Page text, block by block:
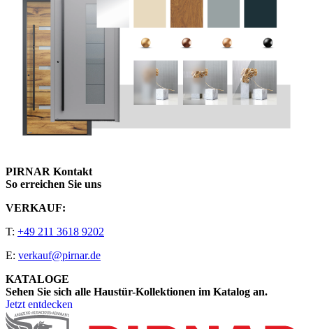
PIRNAR Kontakt
So erreichen Sie uns
VERKAUF:
T: +49 211 3618 9202
E: verkauf@pirnar.de
KATALOGE
Sehen Sie sich alle Haustür-Kollektionen im Katalog an.
Jetzt entdecken
Seitenfooter